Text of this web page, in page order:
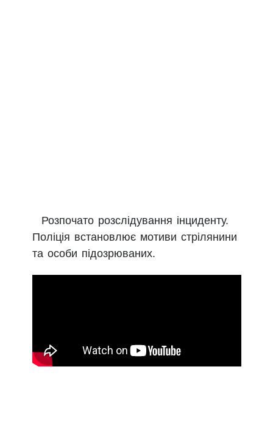
Розпочато розслідування інциденту.
Поліція встановлює мотиви стрілянини
та особи підозрюваних.